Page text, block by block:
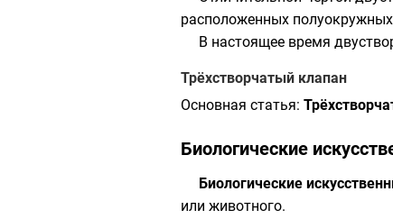
расположенных
В настоящее время
Трёхстворчатый клапан
Основная статья:
Биологические
Биологические
или животного.